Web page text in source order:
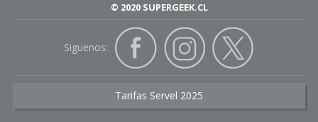
© 2020 SUPERGEEK.CL
Siguenos:
Tarifas Servel 2025